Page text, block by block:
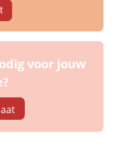
voor jouw